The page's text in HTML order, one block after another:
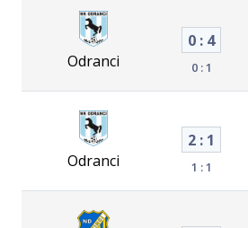
Odranci
0 : 4
0 : 1
Odranci
2 : 1
1 : 1